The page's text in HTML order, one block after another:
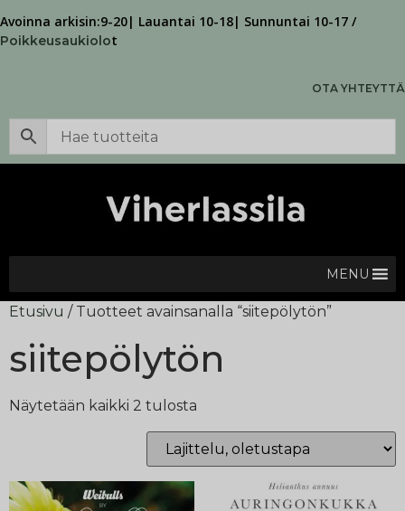
Avoinna arkisin:9-20| Lauantai 10-18| Sunnuntai 10-17 /
Poikkeusaukiolot
OTA YHTEYTTÄ
MENU
Etusivu / Tuotteet avainsanalla “siitepölytön”
siitepölytön
Näytetään kaikki 2 tulosta